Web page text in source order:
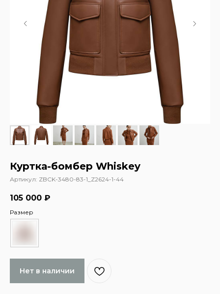
Куртка-бомбер Whiskey
Артикул: ZBCK-3480-83-1_Z2624-1-44
105 000 ₽
Размер
Нет в наличии